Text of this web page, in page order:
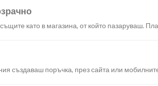
като в магазина, от който пазаруваш.
създаваш поръчка, през сайта или